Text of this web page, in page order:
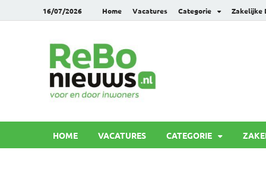
16/07/2026 Home Vacatures Categorie Zakelijke
HOME VACATURES CATEGORIE